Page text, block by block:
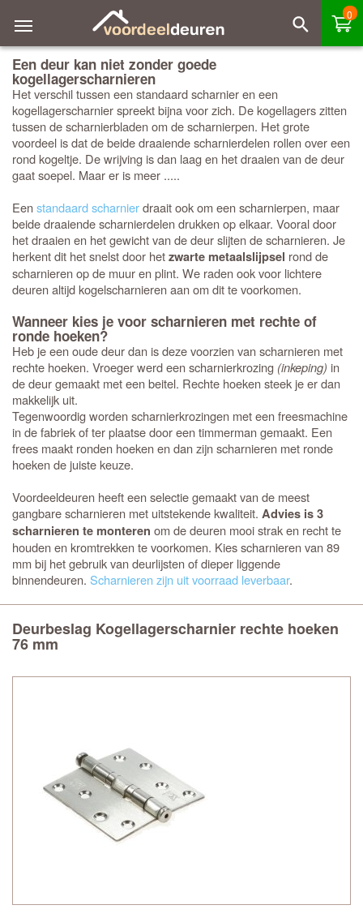
0
Een deur kan niet zonder goede
kogellagerscharnieren
Het verschil tussen een standaard scharnier en een
kogellagerscharnier spreekt bijna voor zich. De kogellagers zitten
tussen de scharnierbladen om de scharnierpen. Het grote
voordeel is dat de beide draaiende scharnierdelen rollen over een
rond kogeltje. De wrijving is dan laag en het draaien van de deur
gaat soepel. Maar er is meer .....
Eenstandaard scharnierdraait ook om een scharnierpen, maar
beide draaiende scharnierdelen drukken op elkaar. Vooral door
het draaien en het gewicht van de deur slijten de scharnieren. Je
herkent dit het snelst door hetzwarte metaalslijpsel rond de
scharnieren op de muur en plint. We raden ook voor lichtere
deuren altijd kogelscharnieren aan om dit te voorkomen.
Wanneer kies je voor scharnieren met rechte of
ronde hoeken?
Heb je een oude deur dan is deze voorzien van scharnieren met
rechte hoeken. Vroeger werd een scharnierkrozing (inkeping) in
de deur gemaakt met een beitel. Rechte hoeken steek je er dan
makkelijk uit.
Tegenwoordig worden scharnierkrozingen met een freesmachine
in de fabriek of ter plaatse door een timmerman gemaakt. Een
frees maakt ronden hoeken en dan zijn scharnieren met ronde
hoeken de juiste keuze.
Voordeeldeuren heeft een selectie gemaakt van de meest
gangbare scharnieren met uitstekende kwaliteit. Advies is 3
scharnieren te monteren om de deuren mooi strak en recht te
houden en kromtrekken te voorkomen. Kies scharnieren van 89
mm bij het gebruik van deurlijsten of dieper liggende
binnendeuren. Scharnieren zijn uit voorraad leverbaar.
Deurbeslag Kogellagerscharnier rechte hoeken
76 mm